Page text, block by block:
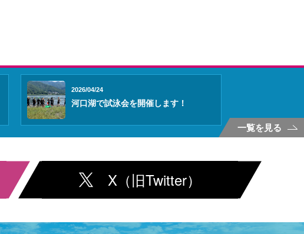
2026/04/24
河口湖で試泳会を開催します！
一覧を見る
X（旧Twitter）